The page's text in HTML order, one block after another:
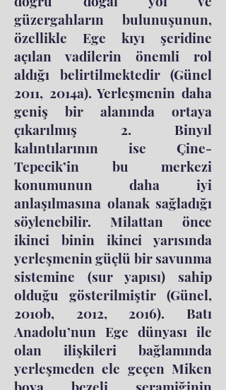
güzergahların bulunuşunun,
özellikle Ege kıyı şeridine
açılan vadilerin önemli rol
aldığı belirtilmektedir (Günel
2011, 2014a). Yerleşmenin daha
geniş bir alanında ortaya
çıkarılmış 2. Binyıl
kalıntılarının ise Çine-
Tepecik’in bu merkezi
konumunun daha iyi
anlaşılmasına olanak sağladığı
söylenebilir. Milattan önce
ikinci binin ikinci yarısında
yerleşmenin güçlü bir savunma
sistemine (sur yapısı) sahip
olduğu gösterilmiştir (Günel,
2010b, 2012, 2016). Batı
Anadolu’nun Ege dünyası ile
olan ilişkileri bağlamında
yerleşmeden ele geçen Miken